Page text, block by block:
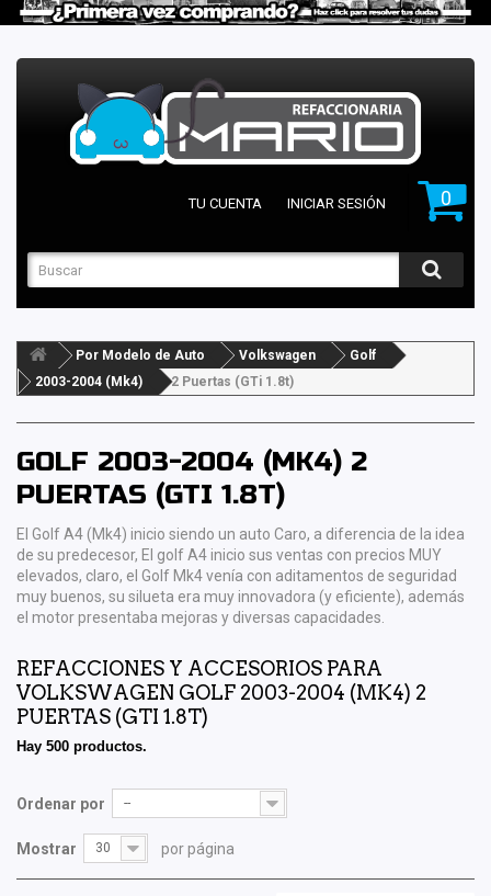
0
TU CUENTA INICIAR SESIÓN
Por Modelo de Auto Volkswagen
Golf
2003-2004 (Mk4)
2 Puertas (GTi 1.8t)
GOLF 2003-2004 (MK4) 2
PUERTAS (GTI 1.8T)
El Golf A4 (Mk4) inicio siendo un auto Caro, a diferencia de la idea
de su predecesor, El golf A4 inicio sus ventas con precios MUY
elevados, claro, el Golf Mk4 venía con aditamentos de seguridad
muy buenos, su silueta era muy innovadora (y eficiente), además
el motor presentaba mejoras y diversas capacidades.
REFACCIONES Y ACCESORIOS PARA
VOLKSWAGEN GOLF 2003-2004 (MK4) 2
PUERTAS (GTI 1.8T)
Hay 500 productos.
Ordenar por --
Mostrar 30 por página